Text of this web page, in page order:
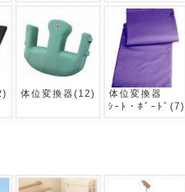
体位変換器 (12)
体位変換器
ｼｰﾄ・ﾎﾞｰﾄﾞ (7)